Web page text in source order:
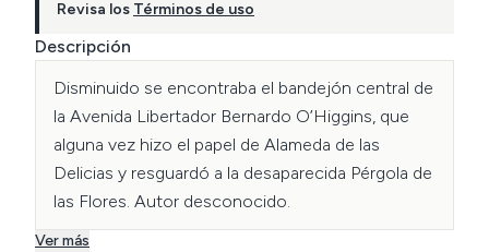
Revisa los Términos de uso
Descripción
Disminuido se encontraba el bandejón central de
la Avenida Libertador Bernardo O’Higgins, que
alguna vez hizo el papel de Alameda de las
Delicias y resguardó a la desaparecida Pérgola de
las Flores. Autor desconocido.
Ver más